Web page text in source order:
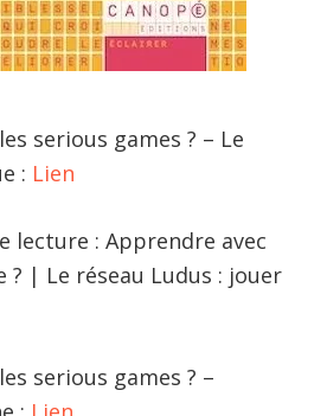
serious games ? – Le
: Lien
lecture : Apprendre avec
? | Le réseau Ludus : jouer
serious games ? –